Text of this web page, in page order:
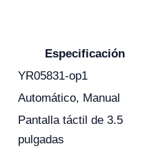
Especificación
YR05831-op1
Automático, Manual
Pantalla táctil de 3.5
pulgadas